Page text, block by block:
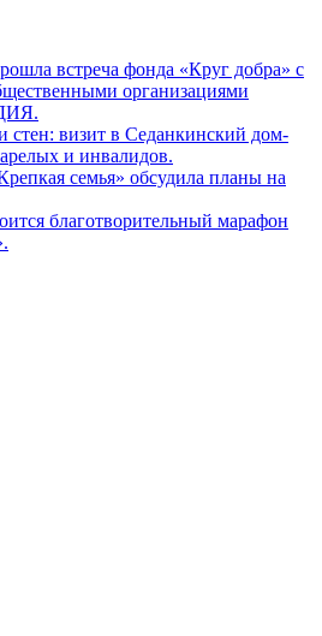
встреча фонда «Круг добра» с
организациями
стен: визит в Седанкинский дом-
и инвалидов.
семья» обсудила планы на
благотворительный марафон